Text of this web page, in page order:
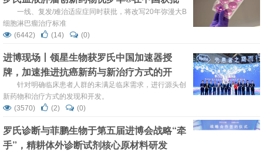
一线、复发/难治适应症同时获批，将改写20年弥漫大B
细胞淋巴瘤治疗标准
(6442)
(14) (0)
进博现场丨领星生物获罗氏中国加速器授
牌，加速推进抗癌新药与新治疗方式的开
发！针对明确临床患者人群的未满足临床需求，进行源头创
新药物和治疗方式的发现和开发。
(3570)
(2) (0)
罗氏诊断与菲鹏生物于第五届进博会战略“牵
手”，精耕体外诊断试剂核心原材料研发